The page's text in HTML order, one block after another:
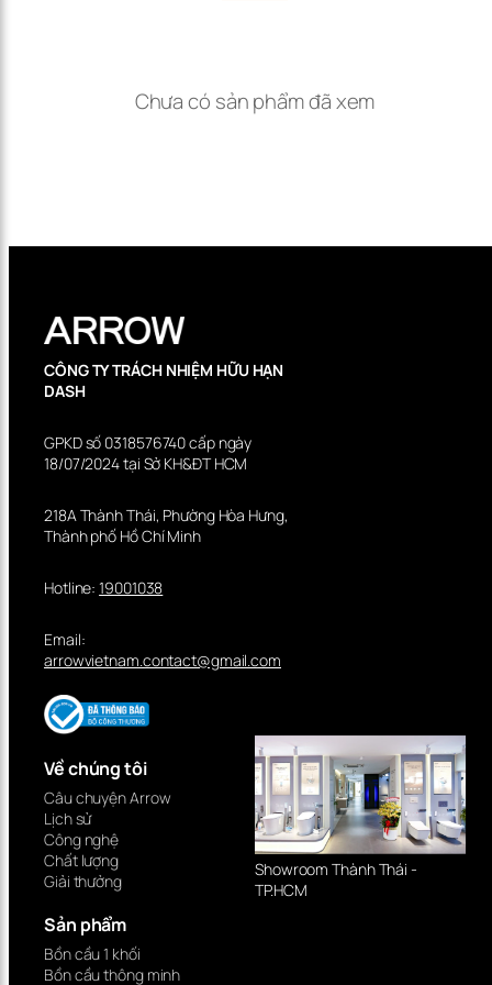
Thiết kế tiêu chuẩn phù hợp với hầu hết các loại
lavabo đặt bàn và âm bàn trên thị trường.
Gợi ý không gian sử dụng vòi
lavabo nóng lạnh Arrow
AG4163CP
Sản phẩm có thiết kế tối giản nhưng tinh tế, dễ dàng ứng
dụng trong nhiều không gian:
Chưa có sản phẩm đã xem
CÔNG TY TRÁCH NHIỆM HỮU HẠN
DASH
GPKD số 0318576740 cấp ngày
18/07/2024 tại Sở KH&ĐT HCM
218A Thành Thái, Phường Hòa Hưng,
Thành phố Hồ Chí Minh
Hotline:19001038
Email:
arrowvietnam.contact@gmail.com
Về chúng tôi
Câu chuyện Arrow
Lịch sử
Công nghệ
Chất lượng
Giải thưởng
Sản phẩm
Bồn cầu 1 khối
Bồn cầu thông minh
Showroom Thành Thái -
TP.HCM